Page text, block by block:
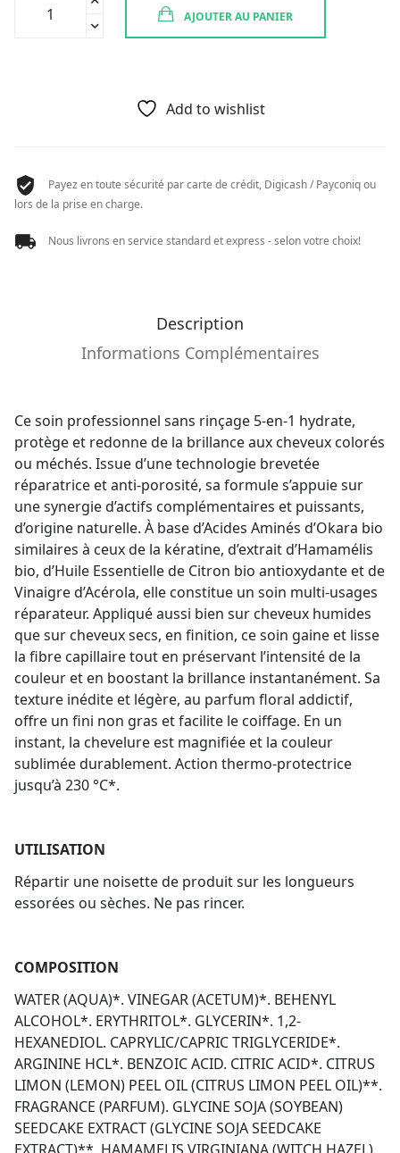
AJOUTER AU PANIER
Add to wishlist
Payez en toute sécurité par carte de crédit, Digicash / Payconiq ou
lors de la prise en charge.
Nous livrons en service standard et express - selon votre choix!
Description
Informations Complémentaires
Ce soin professionnel sans rinçage 5-en-1 hydrate,
protège et redonne de la brillance aux cheveux colorés
ou méchés. Issue d’une technologie brevetée
réparatrice et anti-porosité, sa formule s’appuie sur
une synergie d’actifs complémentaires et puissants,
d’origine naturelle. À base d’Acides Aminés d’Okara bio
similaires à ceux de la kératine, d’extrait d’Hamamélis
bio, d’Huile Essentielle de Citron bio antioxydante et de
Vinaigre d’Acérola, elle constitue un soin multi-usages
réparateur. Appliqué aussi bien sur cheveux humides
que sur cheveux secs, en finition, ce soin gaine et lisse
la fibre capillaire tout en préservant l’intensité de la
couleur et en boostant la brillance instantanément. Sa
texture inédite et légère, au parfum floral addictif,
offre un fini non gras et facilite le coiffage. En un
instant, la chevelure est magnifiée et la couleur
sublimée durablement. Action thermo-protectrice
jusqu’à 230 °C*.
UTILISATION
Répartir une noisette de produit sur les longueurs
essorées ou sèches. Ne pas rincer.
COMPOSITION
WATER (AQUA)*. VINEGAR (ACETUM)*. BEHENYL
ALCOHOL*. ERYTHRITOL*. GLYCERIN*. 1,2-
HEXANEDIOL. CAPRYLIC/CAPRIC TRIGLYCERIDE*.
ARGININE HCL*. BENZOIC ACID. CITRIC ACID*. CITRUS
LIMON (LEMON) PEEL OIL (CITRUS LIMON PEEL OIL)**.
FRAGRANCE (PARFUM). GLYCINE SOJA (SOYBEAN)
SEEDCAKE EXTRACT (GLYCINE SOJA SEEDCAKE